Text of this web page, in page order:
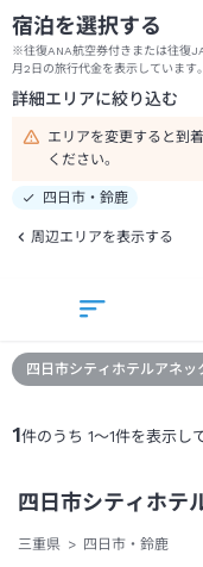
宿泊を選択する
※往復ANA航空券付きまたは往復
月2日の旅行代金を表示しています。
詳細エリアに絞り込む
エリアを変更すると到
ください。
四日市・鈴鹿
周辺エリアを表示する
1件のうち 1～1件を表示し
四日市シティホテルアネッ
四日市シティホテ
三重県
四日市・鈴鹿